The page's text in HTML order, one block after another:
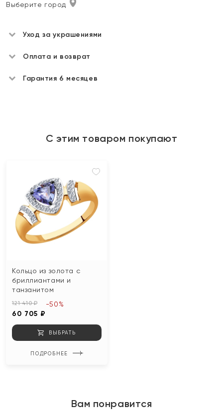
Выберите город
Уход за украшениями
Оплата и возврат
Гарантия 6 месяцев
С этим товаром покупают
Кольцо из золота с
бриллиантами и
танзанитом
121 410 ₽
60 705 ₽
-50%
ВЫБРАТЬ
ПОДРОБНЕЕ
Вам понравится